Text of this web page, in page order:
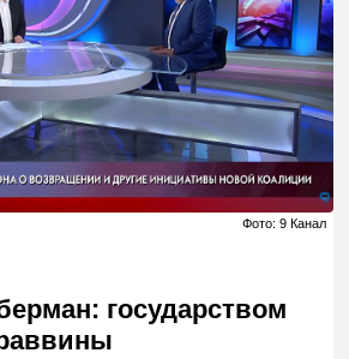
Фото: 9 Канал
государством